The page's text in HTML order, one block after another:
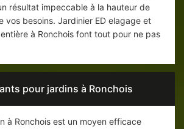
résultat impeccable à la hauteur de
vos besoins. Jardinier ED elagage et
à Ronchois font tout pour ne pas
pour jardins à Ronchois
à Ronchois est un moyen efficace